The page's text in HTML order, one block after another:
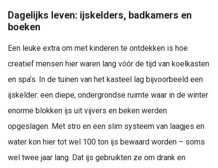
Dagelijks leven: ijskelders, badkamers en
boeken
Een leuke extra om met kinderen te ontdekken is hoe
creatief mensen hier waren lang vóór de tijd van koelkasten
en spa’s. In de tuinen van het kasteel lag bijvoorbeeld een
ijskelder: een diepe, ondergrondse ruimte waar in de winter
enorme blokken ijs uit vijvers en beken werden
opgeslagen. Met stro en een slim systeem van laagjes en
water kon hier tot wel 100 ton ijs bewaard worden – soms
wel twee jaar lang. Dat ijs gebruikten ze om drank en